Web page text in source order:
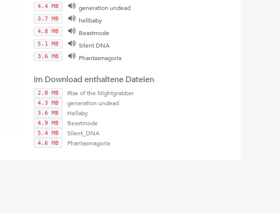
generation undead
4.4 MB
hellbaby
3.7 MB
Beastmode
4.8 MB
Silent DNA
5.1 MB
Phantasmagoria
3.6 MB
im Download enthaltene Dateien
2.8 MB Rise of the Nightgrabber
4.3 MB generation undead
3.6 MB Hellaby
4.9 MB Beastmode
5.4 MB Silent_DNA
4.6 MB Phantasmagoria